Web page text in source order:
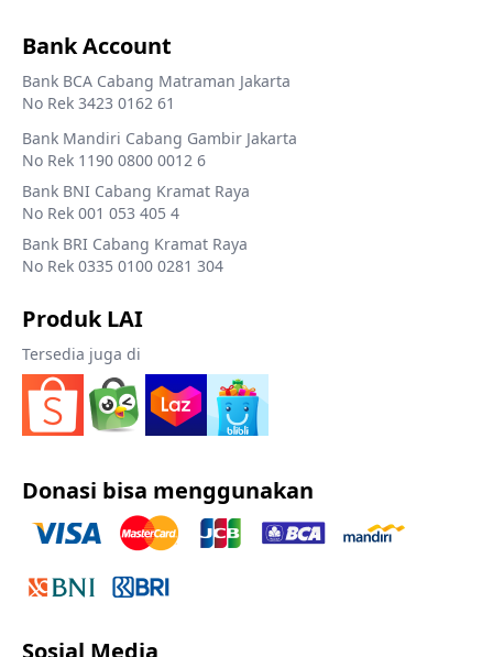
Bank Account
Bank BCA Cabang Matraman Jakarta
No Rek 3423 0162 61
Bank Mandiri Cabang Gambir Jakarta
No Rek 1190 0800 0012 6
Bank BNI Cabang Kramat Raya
No Rek 001 053 405 4
Bank BRI Cabang Kramat Raya
No Rek 0335 0100 0281 304
Produk LAI
Tersedia juga di
Donasi bisa menggunakan
Sosial Media